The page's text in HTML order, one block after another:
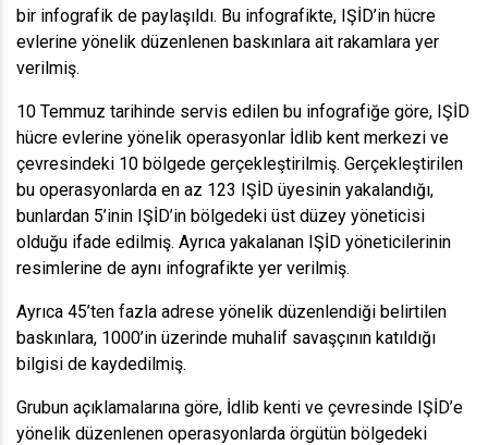
bir infografik de paylaşıldı. Bu infografikte, IŞİD’in hücre
evlerine yönelik düzenlenen baskınlara ait rakamlara yer
verilmiş.
10 Temmuz tarihinde servis edilen bu infografiğe göre, IŞİD
hücre evlerine yönelik operasyonlar İdlib kent merkezi ve
çevresindeki 10 bölgede gerçekleştirilmiş. Gerçekleştirilen
bu operasyonlarda en az 123 IŞİD üyesinin yakalandığı,
bunlardan 5’inin IŞİD’in bölgedeki üst düzey yöneticisi
olduğu ifade edilmiş. Ayrıca yakalanan IŞİD yöneticilerinin
resimlerine de aynı infografikte yer verilmiş.
Ayrıca 45’ten fazla adrese yönelik düzenlendiği belirtilen
baskınlara, 1000’in üzerinde muhalif savaşçının katıldığı
bilgisi de kaydedilmiş.
Grubun açıklamalarına göre, İdlib kenti ve çevresinde IŞİD’e
yönelik düzenlenen operasyonlarda örgütün bölgedeki